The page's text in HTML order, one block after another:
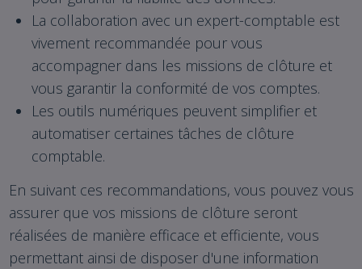
La collaboration avec un expert-comptable est
vivement recommandée pour vous
accompagner dans les missions de clôture et
vous garantir la conformité de vos comptes.
Les outils numériques peuvent simplifier et
automatiser certaines tâches de clôture
comptable.
En suivant ces recommandations, vous pouvez vous
assurer que vos missions de clôture seront
réalisées de manière efficace et efficiente, vous
permettant ainsi de disposer d'une information